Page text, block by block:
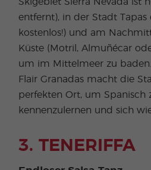
entfernt), in der Stadt Tapas
kostenlos!) und am
Küste (Motril, Almuñécar
um im Mittelmeer zu
Flair Granadas macht die
perfekten Ort, um Spanisch
kennenzulernen und sich
3. TENERIFFA